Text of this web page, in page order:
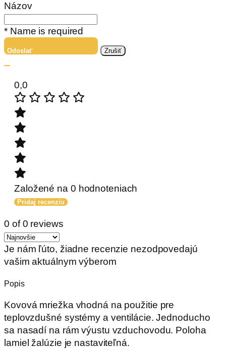
Názov
* Name is required
Odoslať Zrušiť
0,0
Založené na 0 hodnoteniach
Pridaj recenziu
0 of 0 reviews
Je nám ľúto, žiadne recenzie nezodpovedajú
vašim aktuálnym výberom
Popis
Kovová mriežka vhodná na použitie pre
teplovzdušné systémy a ventilácie. Jednoducho
sa nasadí na rám výustu vzduchovodu. Poloha
lamiel žalúzie je nastaviteľná.